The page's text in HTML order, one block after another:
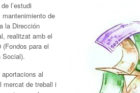
l’estudi
de
la Dirección
realitzat amb el
para el
Social).
al
mercat de treball i